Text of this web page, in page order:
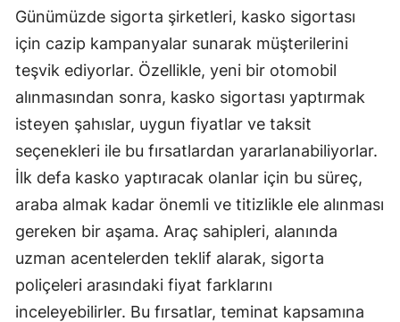
Iğdır
Yalova
Kilis
Osmaniye
Düzce
Günümüzde sigorta şirketleri, kasko sigortası
için cazip kampanyalar sunarak müşterilerini
teşvik ediyorlar. Özellikle, yeni bir otomobil
alınmasından sonra, kasko sigortası yaptırmak
isteyen şahıslar, uygun fiyatlar ve taksit
seçenekleri ile bu fırsatlardan yararlanabiliyorlar.
İlk defa kasko yaptıracak olanlar için bu süreç,
araba almak kadar önemli ve titizlikle ele alınması
gereken bir aşama. Araç sahipleri, alanında
uzman acentelerden teklif alarak, sigorta
poliçeleri arasındaki fiyat farklarını
inceleyebilirler. Bu fırsatlar, teminat kapsamına